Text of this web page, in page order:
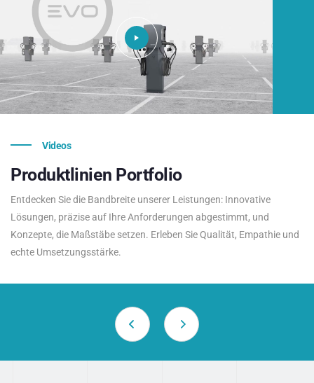
Videos
Produktlinien Portfolio
Entdecken Sie die Bandbreite unserer Leistungen: Innovative
Lösungen, präzise auf Ihre Anforderungen abgestimmt, und
Konzepte, die Maßstäbe setzen. Erleben Sie Qualität, Empathie und
echte Umsetzungsstärke.